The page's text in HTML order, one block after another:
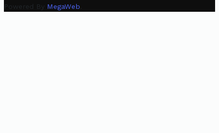
Powered By MegaWeb